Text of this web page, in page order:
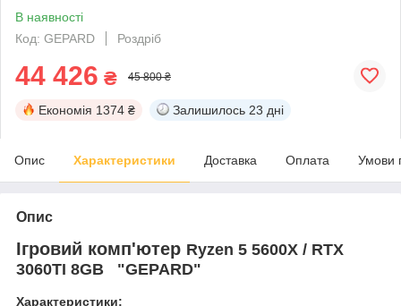
В наявності
Код: GEPARD
Роздріб
44 426 ₴ 45 800 ₴
Економія 1374 ₴ Залишилось 23 дні
Опис Характеристики Доставка Оплата Умови
Опис
Ігровий комп'ютер Ryzen 5 5600X / RTX
3060TI 8GB "GEPARD"
Характеристики: